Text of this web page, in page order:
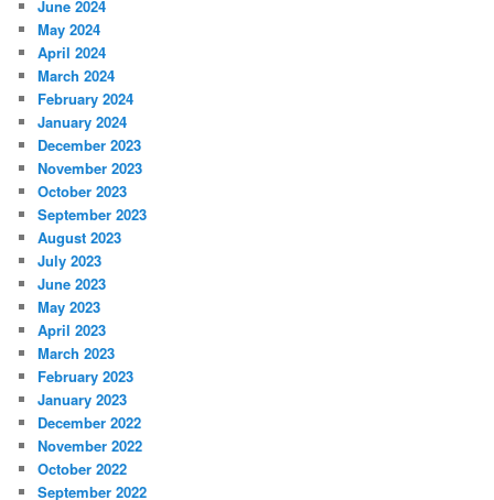
June 2024
May 2024
April 2024
March 2024
February 2024
January 2024
December 2023
November 2023
October 2023
September 2023
August 2023
July 2023
June 2023
May 2023
April 2023
March 2023
February 2023
January 2023
December 2022
November 2022
October 2022
September 2022